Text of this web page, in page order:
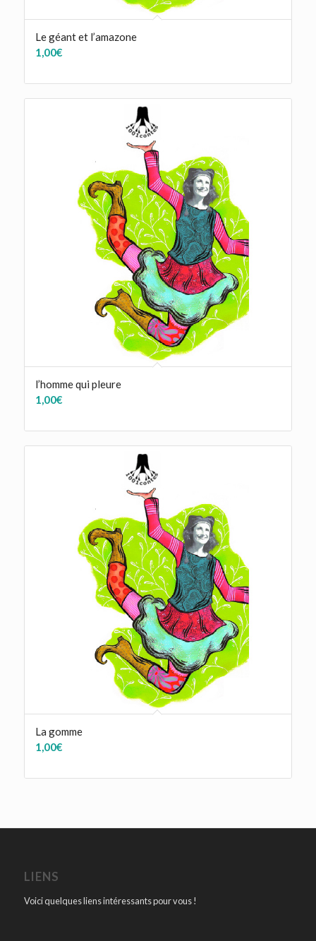
Le géant et l’amazone
1,00€
l’homme qui pleure
1,00€
La gomme
1,00€
LIENS
Voici quelques liens intéressants pour vous !